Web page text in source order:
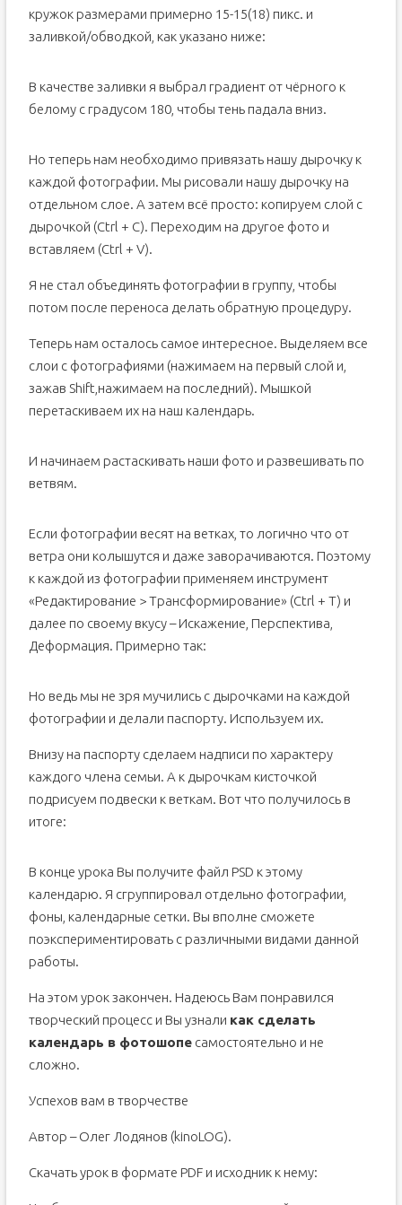
кружок размерами примерно 15-15(18) пикс. и
заливкой/обводкой, как указано ниже:
В качестве заливки я выбрал градиент от чёрного к
белому с градусом 180, чтобы тень падала вниз.
Но теперь нам необходимо привязать нашу дырочку к
каждой фотографии. Мы рисовали нашу дырочку на
отдельном слое. А затем всё просто: копируем слой с
дырочкой (Ctrl + C). Переходим на другое фото и
вставляем (Ctrl + V).
Я не стал объединять фотографии в группу, чтобы
потом после переноса делать обратную процедуру.
Теперь нам осталось самое интересное. Выделяем все
слои с фотографиями (нажимаем на первый слой и,
зажав Shift,нажимаем на последний). Мышкой
перетаскиваем их на наш календарь.
И начинаем растаскивать наши фото и развешивать по
ветвям.
Если фотографии весят на ветках, то логично что от
ветра они колышутся и даже заворачиваются. Поэтому
к каждой из фотографии применяем инструмент
«Редактирование > Трансформирование» (Ctrl + T) и
далее по своему вкусу – Искажение, Перспектива,
Деформация. Примерно так:
Но ведь мы не зря мучились с дырочками на каждой
фотографии и делали паспорту. Используем их.
Внизу на паспорту сделаем надписи по характеру
каждого члена семьи. А к дырочкам кисточкой
подрисуем подвески к веткам. Вот что получилось в
итоге:
В конце урока Вы получите файл PSD к этому
календарю. Я сгруппировал отдельно фотографии,
фоны, календарные сетки. Вы вполне сможете
поэкспериментировать с различными видами данной
работы.
На этом урок закончен. Надеюсь Вам понравился
творческий процесс и Вы узнали как сделать
календарь в фотошопесамостоятельно и не
сложно.
Успехов вам в творчестве
Автор – Олег Лодянов (kinoLOG).
Скачать урок в формате PDF и исходник к нему: